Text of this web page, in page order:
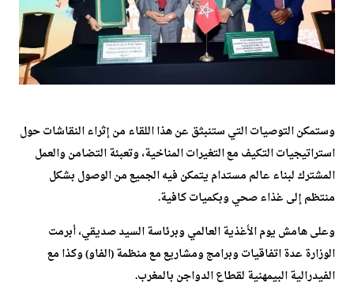
وستمكن التوصيات التي ستنبثق عن هذا اللقاء من إثراء النقاشات حول
استراتيجيات التكيف مع التغيرات المناخية، وتعبئة التضامن والعمل
المشترك لبناء عالم مستدام يتمكن فيه الجميع من الوصول بشكل
منتظم إلى غذاء صحي وبكميات كافية.
وعلى هامش يوم الأغذية العالمي وبرئاسة السيد صديقي، أبرمت
الوزارة عدة اتفاقيات وبرامج ومشاريع مع منظمة (الفاو) وكذا مع
الفيدرالية البيمهنية لقطاع الدواجن بالمغرب.